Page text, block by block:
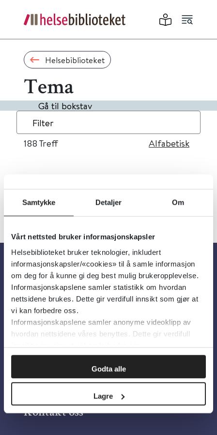
Samtykke Detaljer Om
Vårt nettsted bruker informasjonskapsler
Helsebiblioteket bruker teknologier, inkludert
informasjonskapsler/«cookies» til å samle informasjon
om deg for å kunne gi deg best mulig brukeropplevelse.
Informasjonskapslene samler statistikk om hvordan
nettsidene brukes. Dette gir verdifull innsikt som gjør at
vi kan forbedre oss.
Informasjonskapslene samler anonyme videoklipp av
hvordan nettsidene våres benyttes. Dette gir verdifull
innsikt som gjør at vi kan forbedre oss.
Godta alle
Lagre
Helsebiblioteket
Tema
Gå til bokstav
Filter
188 Treff Alfabetisk
« 1 16 17 »
Om oss
Om Helsebiblioteket
Personvern og informasjonskapsler
Tilgjengelighetserklæring
Information in English
Bilder fra Colourbox.com
Kontakt oss